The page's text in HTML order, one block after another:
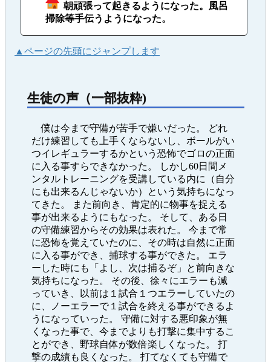
朝頑張って起きるようになった。風呂
掃除等手伝うようになった。
▲ページの先頭にジャンプします
生徒の声（一部抜粋)
僕は今まで守備が苦手で嫌いだった。 どれ
だけ練習しても上手くならないし、ボールがい
つイレギュラーするかという恐怖でゴロの正面
に入る事すらできなかった。 しかし60日間メ
ンタルトレーニングを受講している内に（自分
にも出来るんじゃないか）という気持ちになっ
てきた。 また前向き、肯定的に物事を捉える
事が出来るようにもなった。 そして、ある日
の守備練習からその効果は表れた。 今まで常
に恐怖を覚えていたのに、その時は自然に正面
に入る事ができ、捕球する事ができた。 エラ
ーした時にも「よし、次は捕るぞ」と前向きな
気持ちになった。 その後、徐々にエラーも減
っていき、以前は１試合１つエラーしていたの
に、ノーエラーで１試合を終える事ができるよ
うになっていった。 守備に対する悪印象が無
くなった事で、今までよりも打撃に集中するこ
とができ、野球自体が数倍楽しくなった。 打
撃の成績も良くなった。 打てなくても守備で